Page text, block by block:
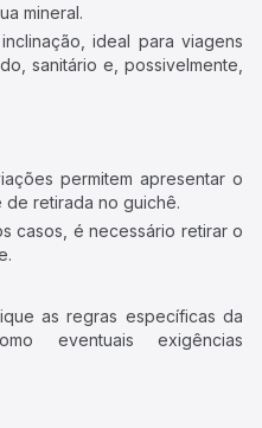
mineral.
ideal para viagens
sanitário e, possivelmente,
permitem apresentar o
retirada no guichê.
casos, é necessário retirar o
as regras específicas da
eventuais exigências